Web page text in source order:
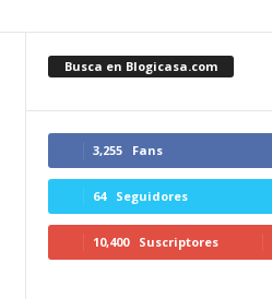
Busca en Blogicasa.com
3,255 Fans
64 Seguidores
10,400 Suscriptores